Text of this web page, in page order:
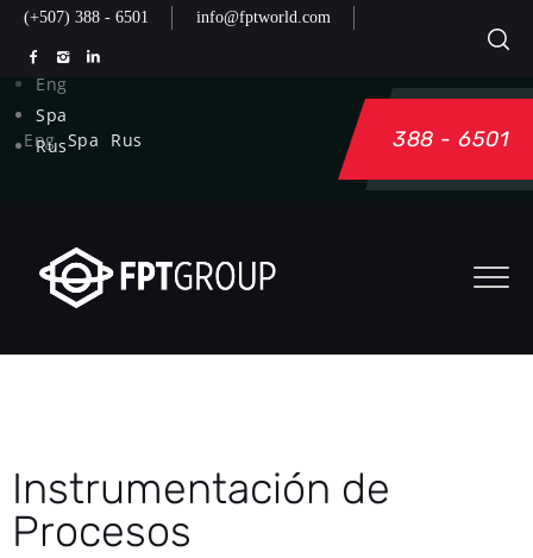
(+507) 388 - 6501 info@fptworld.com
Eng Spa Rus 388 - 6501
Instrumentación de
Procesos
Eng
Spa
Rus